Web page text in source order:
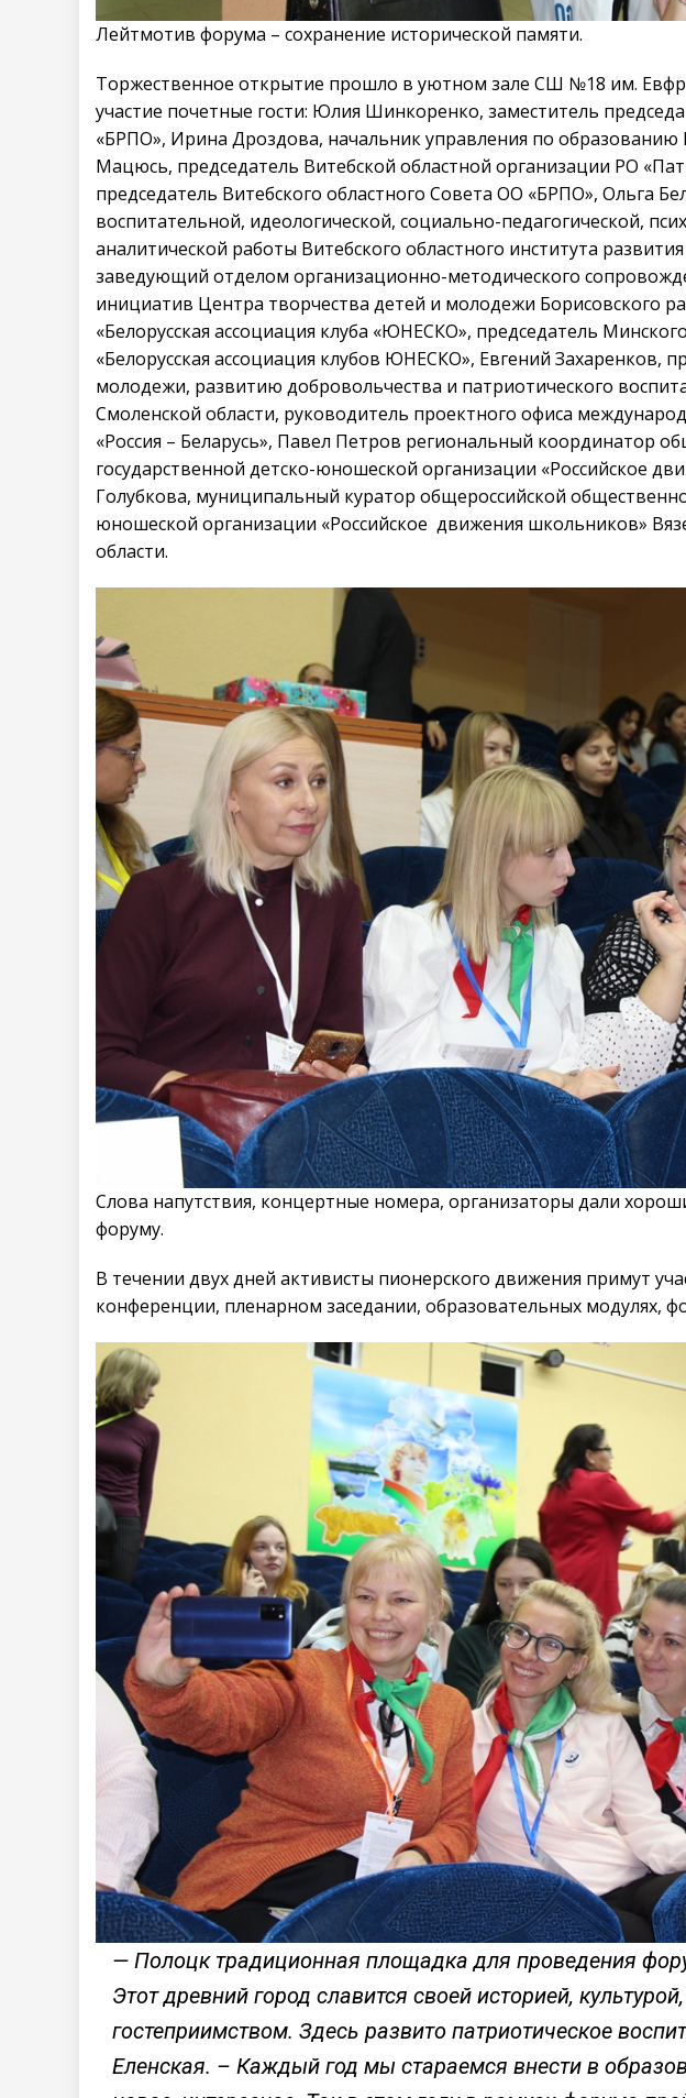
Лейтмотив форума – сохранение исторической памяти.
Торжественное открытие прошло в уютном зале СШ №18 им.
участие почетные гости: Юлия Шинкоренко, заместитель
«БРПО», Ирина Дроздова, начальник управления по
Мацюсь, председатель Витебской областной организации РО
председатель Витебского областного Совета ОО «БРПО», Ольга
воспитательной, идеологической, социально-педагогической,
аналитической работы Витебского областного института
заведующий отделом организационно-методического
инициатив Центра творчества детей и молодежи Борисовского
«Белорусская ассоциация клуба «ЮНЕСКО», председатель
«Белорусская ассоциация клубов ЮНЕСКО», Евгений Захаренков,
молодежи, развитию добровольчества и патриотического
Смоленской области, руководитель проектного офиса
«Россия – Беларусь», Павел Петров региональный координатор
государственной детско-юношеской организации «Российское
Голубкова, муниципальный куратор общероссийской
юношеской организации «Российское движения школьников»
области.
Слова напутствия, концертные номера, организаторы дали
форуму.
В течении двух дней активисты пионерского движения примут
конференции, пленарном заседании, образовательных модулях,
— Полоцк традиционная площадка для проведения
Этот древний город славится своей историей,
гостеприимством. Здесь развито патриотическое
Еленская. – Каждый год мы стараемся внести в